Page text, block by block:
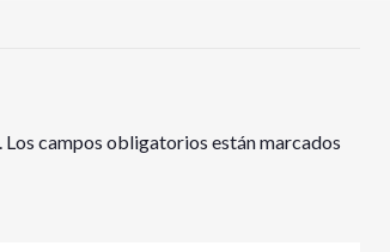
Los campos obligatorios están marcados